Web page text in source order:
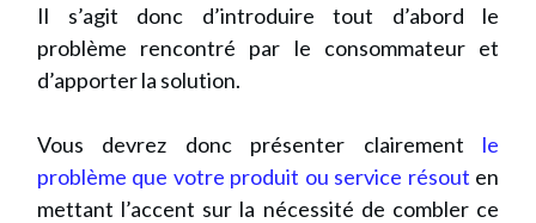
Il s’agit donc d’introduire tout d’abord le
problème rencontré par le consommateur et
d’apporter la solution.
Vous devrez donc présenter clairement le
problème que votre produit ou service résout en
mettant l’accent sur la nécessité de combler ce